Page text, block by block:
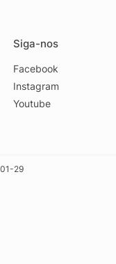
Siga-nos
Facebook
Instagram
Youtube
29